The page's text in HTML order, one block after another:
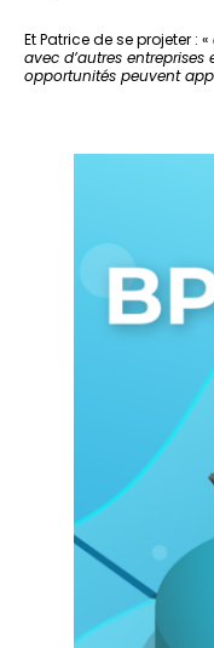
Et Patrice de se projeter : «
avec d’autres entreprises
opportunités peuvent